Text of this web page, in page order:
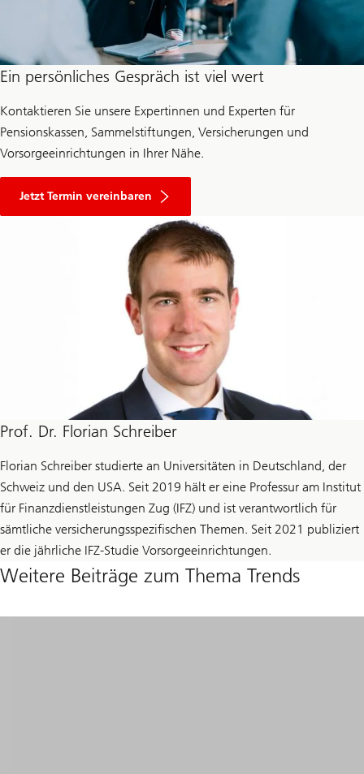
Ein persönliches Gespräch ist viel wert
Kontaktieren Sie unsere Expertinnen und Experten für
Pensionskassen, Sammelstiftungen, Versicherungen und
Vorsorgeeinrichtungen in Ihrer Nähe.
Jetzt Termin vereinbaren
Prof. Dr. Florian Schreiber
Florian Schreiber studierte an Universitäten in Deutschland, der
Schweiz und den USA. Seit 2019 hält er eine Professur am Institut
für Finanzdienstleistungen Zug (IFZ) und ist verantwortlich für
sämtliche versicherungsspezifischen Themen. Seit 2021 publiziert
er die jährliche IFZ-Studie Vorsorgeeinrichtungen.
Weitere Beiträge zum Thema Trends